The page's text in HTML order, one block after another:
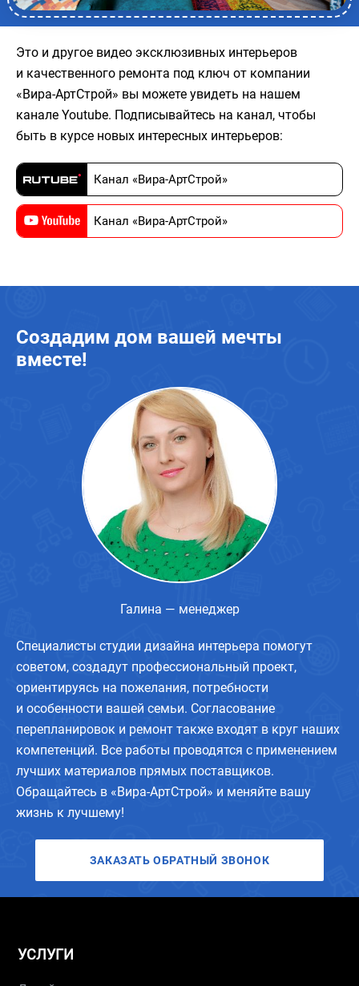
Это и другое видео эксклюзивных интерьеров
и качественного ремонта под ключ от компании
«Вира-АртСтрой» вы можете увидеть на нашем
канале Youtube. Подписывайтесь на канал, чтобы
быть в курсе новых интересных интерьеров:
Канал «Вира-АртСтрой»
Канал «Вира-АртСтрой»
Создадим дом вашей мечты
вместе!
Специалисты студии дизайна интерьера помогут
советом, создадут профессиональный проект,
ориентируясь на пожелания, потребности
и особенности вашей семьи. Согласование
перепланировок и ремонт также входят в круг наших
компетенций. Все работы проводятся с применением
лучших материалов прямых поставщиков.
Обращайтесь в «Вира-АртСтрой» и меняйте вашу
жизнь к лучшему!
ЗАКАЗАТЬ ОБРАТНЫЙ ЗВОНОК
Галина — менеджер
УСЛУГИ